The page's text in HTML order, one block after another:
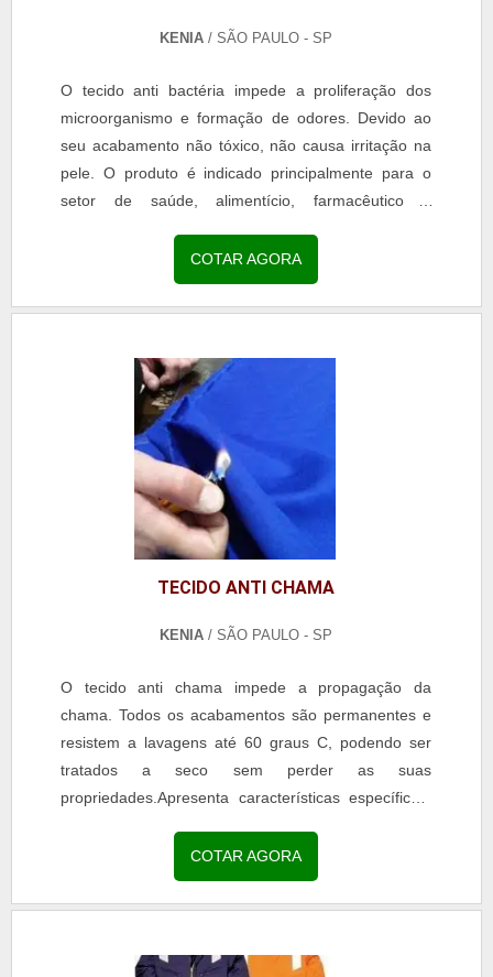
KENIA/ SÃO PAULO - SP
O tecido anti bactéria impede a proliferação dos
microorganismo e formação de odores. Devido ao
seu acabamento não tóxico, não causa irritação na
pele. O produto é indicado principalmente para o
setor de saúde, alimentício, farmacêutico e
COTAR AGORA
TECIDO ANTI CHAMA
KENIA/ SÃO PAULO - SP
O tecido anti chama impede a propagação da
chama. Todos os acabamentos são permanentes e
resistem a lavagens até 60 graus C, podendo ser
tratados a seco sem perder as suas
propriedades.Apresenta características específicas,
COTAR AGORA